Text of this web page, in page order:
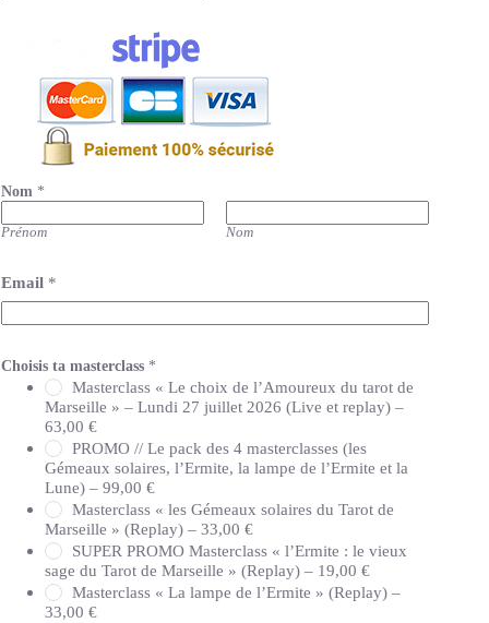
Nom *
Prénom Nom
*
c
a
e
Email *
Choisis ta masterclass *
Masterclass « Le choix de l’Amoureux du tarot de
Marseille » – Lundi 27 juillet 2026 (Live et replay) –
63,00 €
PROMO // Le pack des 4 masterclasses (les
Gémeaux solaires, l’Ermite, la lampe de l’Ermite et la
Lune) – 99,00 €
Masterclass « les Gémeaux solaires du Tarot de
Marseille » (Replay) – 33,00 €
SUPER PROMO Masterclass « l’Ermite : le vieux
sage du Tarot de Marseille » (Replay) – 19,00 €
Masterclass « La lampe de l’Ermite » (Replay) –
33,00 €